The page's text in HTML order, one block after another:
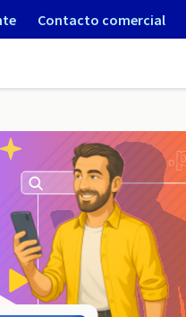
Contacto comercial